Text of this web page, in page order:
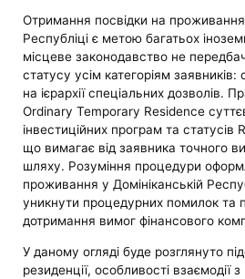
Отримання посвідки на проживання
Республіці є метою багатьох
місцеве законодавство не
статусу усім категоріям
на ієрархії спеціальних дозволів.
Ordinary Temporary Residence
інвестиційних програм та статусів
що вимагає від заявника точного
шляху. Розуміння процедури
проживання у Домініканській
уникнути процедурних помилок та
дотримання вимог фінансового
У даному огляді буде розглянуто
резиденції, особливості взаємодії